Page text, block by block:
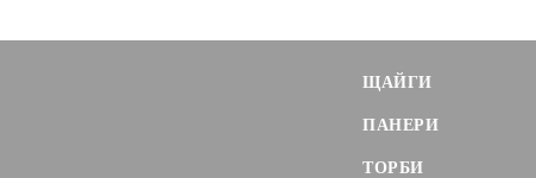
ЩАЙГИ
ПАНЕРИ
ТОРБИ